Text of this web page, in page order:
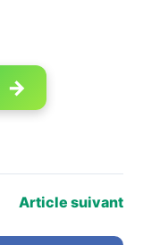
→
Article suivant